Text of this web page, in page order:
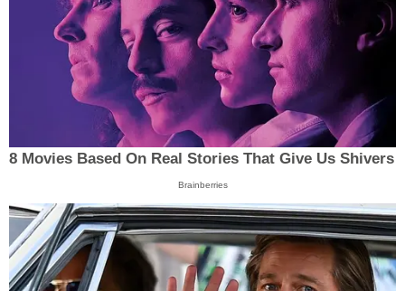
8 Movies Based On Real Stories That Give Us Shivers
Brainberries